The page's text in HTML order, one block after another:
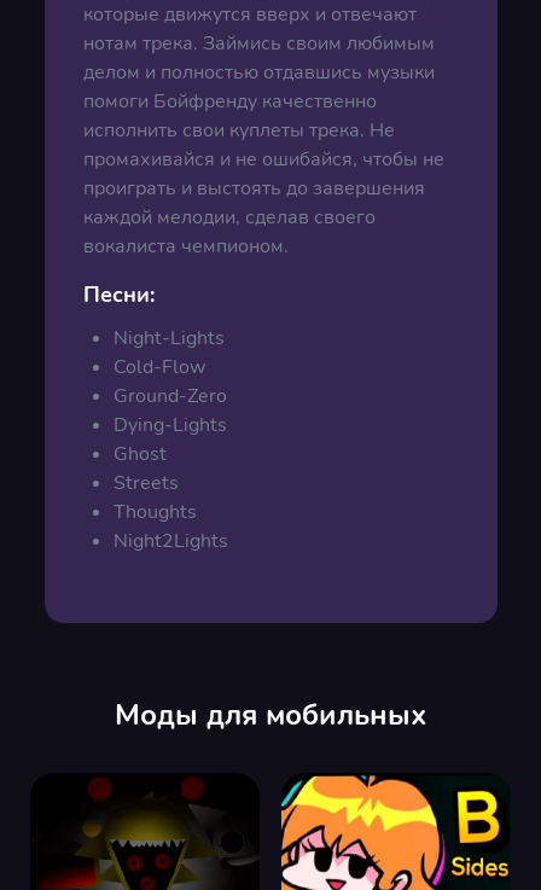
которые движутся вверх и отвечают
нотам трека. Займись своим любимым
делом и полностью отдавшись музыки
помоги Бойфренду качественно
исполнить свои куплеты трека. Не
промахивайся и не ошибайся, чтобы не
проиграть и выстоять до завершения
каждой мелодии, сделав своего
вокалиста чемпионом.
Песни:
Night-Lights
Cold-Flow
Ground-Zero
Dying-Lights
Ghost
Streets
Thoughts
Night2Lights
Моды для мобильных